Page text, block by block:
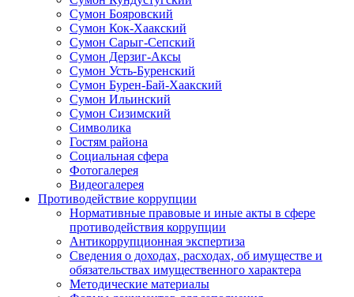
Сумон Бояровский
Сумон Кок-Хаакский
Сумон Сарыг-Сепский
Сумон Дерзиг-Аксы
Сумон Усть-Буренский
Сумон Бурен-Бай-Хаакский
Сумон Ильинский
Сумон Сизимский
Символика
Гостям района
Социальная сфера
Фотогалерея
Видеогалерея
Противодействие коррупции
Нормативные правовые и иные акты в сфере
противодействия коррупции
Антикоррупционная экспертиза
Сведения о доходах, расходах, об имуществе и
обязательствах имущественного характера
Методические материалы